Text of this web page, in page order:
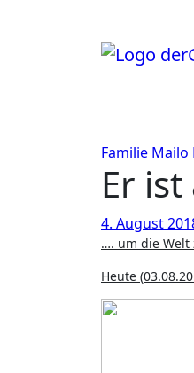
Familie Mailo
Er
4. August
…. um die Welt
Heute